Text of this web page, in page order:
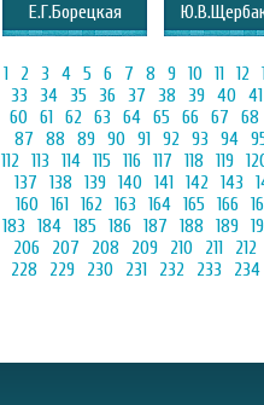
Е.Г.Борецкая
1 2 3 4 5 6 7 8 9 10 11 12
33
34 35 36 37 38 39 40 41
60 61 62 63 64 65 66 67 68
87
88 89 90 91 92 93 94
112 113 114 115 116 117 118 119
137
138 139 140 141 142 143
160 161 162 163 164 165 166
183
184 185 186 187 188 189
206
207 208 209 210 211 212
228
229 230 231 232 233 234